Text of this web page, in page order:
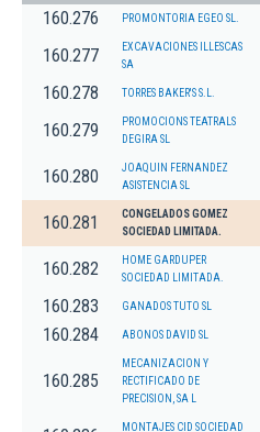
160.276 PROMONTORIA EGEO SL.
160.277
EXCAVACIONES ILLESCAS
SA
160.278 TORRES BAKER'S S.L.
160.279
PROMOCIONS TEATRALS
DEGIRA SL
160.280
JOAQUIN FERNANDEZ
ASISTENCIA SL
160.281
CONGELADOS GOMEZ
SOCIEDAD LIMITADA.
160.282
HOME GARDUPER
SOCIEDAD LIMITADA.
160.283 GANADOS TUTO SL
160.284 ABONOS DAVID SL
160.285
MECANIZACION Y
RECTIFICADO DE
PRECISION, SA L
MONTAJES CID SOCIEDAD